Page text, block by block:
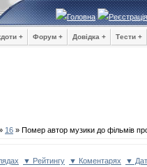
Головна Реєстрація
+ Форум + Довідка + Тести +
16 » Помер автор музики до фільмів
▼ Рейтингу ▼ Коментарях ▼